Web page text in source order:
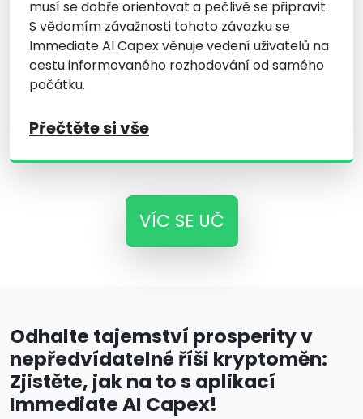
musí se dobře orientovat a pečlivě se připravit.
S vědomím závažnosti tohoto závazku se
Immediate AI Capex věnuje vedení uživatelů na
cestu informovaného rozhodování od samého
počátku.
Přečtěte si vše
VÍC SE UČ
Odhalte tajemství prosperity v
nepředvídatelné říši kryptoměn:
Zjistěte, jak na to s aplikací
Immediate AI Capex!